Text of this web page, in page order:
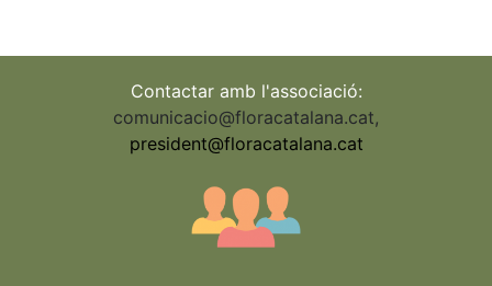
Contactar amb l'associació:
comunicacio@floracatalana.cat,
president@floracatalana.cat